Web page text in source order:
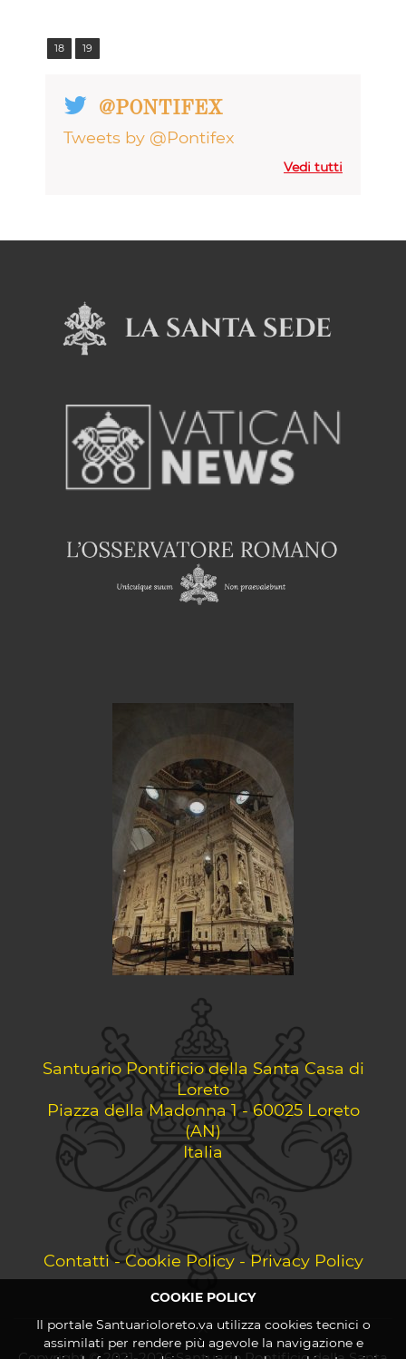
18 19
@PONTIFEX
Tweets by @Pontifex
Vedi tutti
Santuario Pontificio della Santa Casa di
Loreto
Piazza della Madonna 1 - 60025 Loreto
(AN)
Italia
Contatti-Cookie Policy-Privacy Policy
COOKIE POLICY
Il portale Santuarioloreto.va utilizza cookies tecnici o
assimilati per rendere più agevole la navigazione e